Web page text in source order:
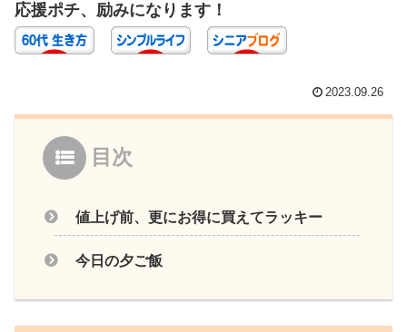
応援ポチ、励みになります！
2023.09.26
目次
値上げ前、更にお得に買えてラッキー
今日の夕ご飯